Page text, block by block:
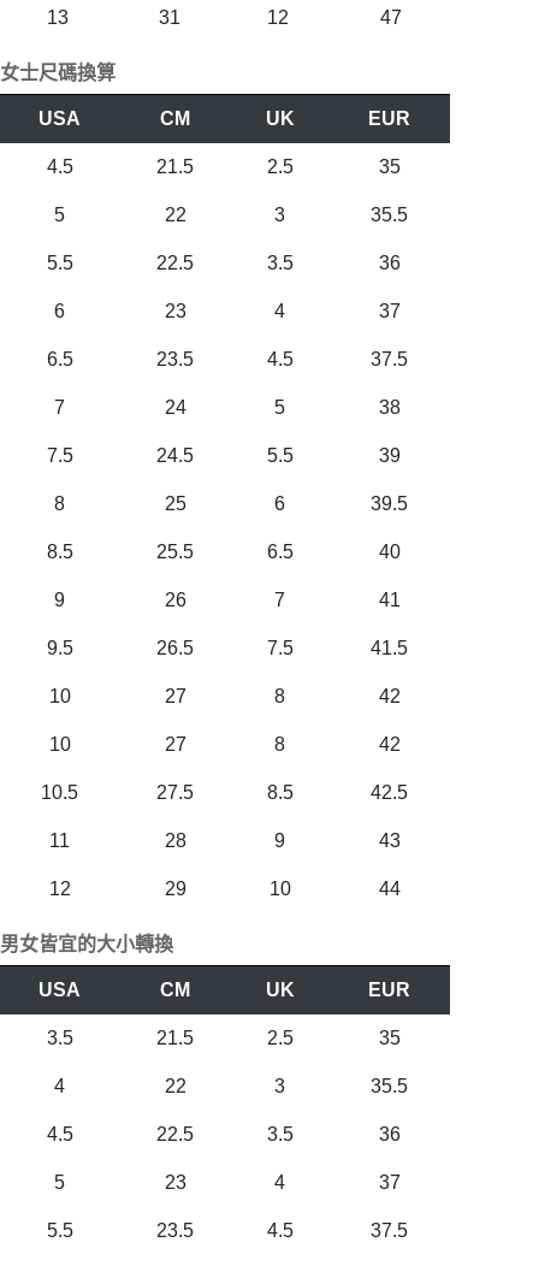
13 31 12 47
女士尺碼換算
USA CM UK EUR
4.5 21.5 2.5 35
5 22 3 35.5
5.5 22.5 3.5 36
6 23 4 37
6.5 23.5 4.5 37.5
7 24 5 38
7.5 24.5 5.5 39
8 25 6 39.5
8.5 25.5 6.5 40
9 26 7 41
9.5 26.5 7.5 41.5
10 27 8 42
10 27 8 42
10.5 27.5 8.5 42.5
11 28 9 43
12 29 10 44
男女皆宜的大小轉換
USA CM UK EUR
3.5 21.5 2.5 35
4 22 3 35.5
4.5 22.5 3.5 36
5 23 4 37
5.5 23.5 4.5 37.5